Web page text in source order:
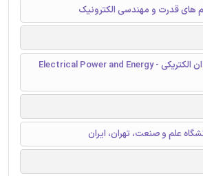
های قدرت و مهندسی الکترونیک
سیستم های انرژی و توان الکتریکی - Electrical Power and Energy
علم و صنعت، تهران، ایران